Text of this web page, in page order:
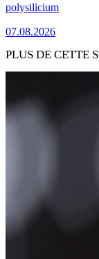
polysilicium
07.08.2026
PLUS DE CETTE